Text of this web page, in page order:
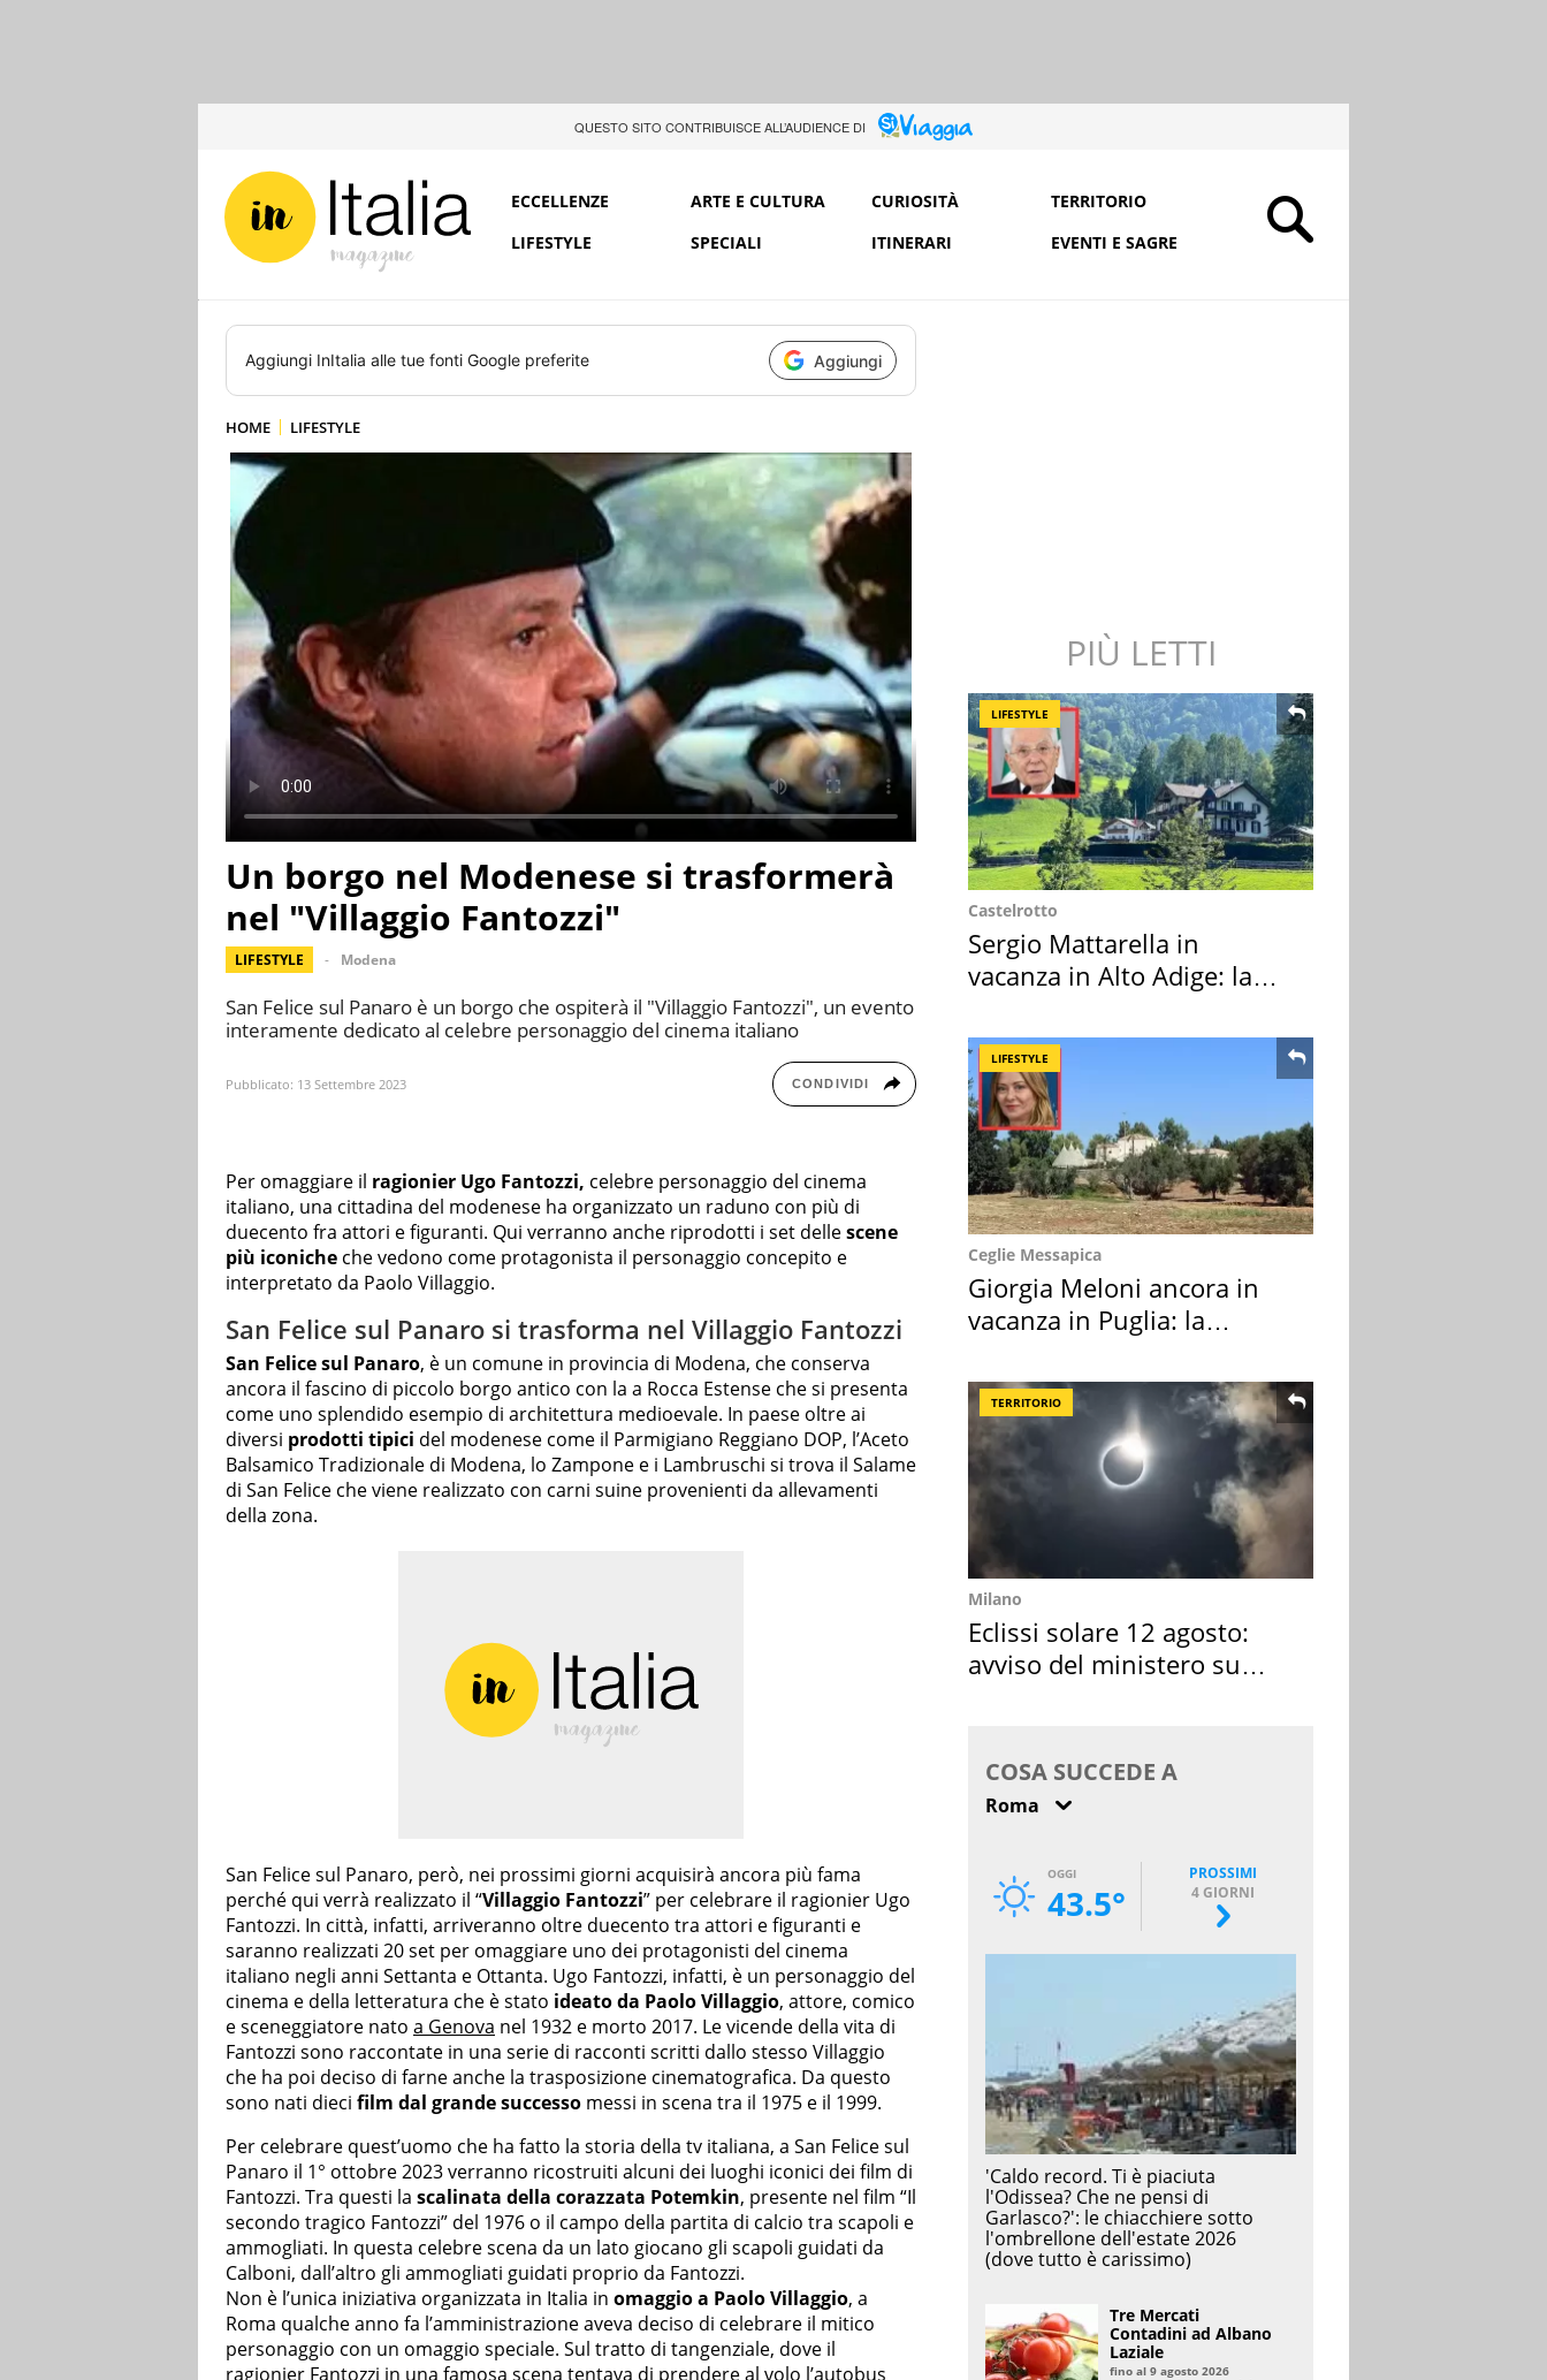
QUESTO SITO CONTRIBUISCE ALL’AUDIENCE DI
ECCELLENZE ARTE E CULTURA CURIOSITÀ
TERRITORIO
LIFESTYLE
SPECIALI ITINERARI EVENTI E SAGRE
Aggiungi InItalia alle tue fonti Google preferite Aggiungi
HOME LIFESTYLE
Un borgo nel Modenese si trasformerà
nel "Villaggio Fantozzi"
LIFESTYLE Modena
San Felice sul Panaro è un borgo che ospiterà il "Villaggio Fantozzi", un evento
interamente dedicato al celebre personaggio del cinema italiano
Pubblicato: 13 Settembre 2023 CONDIVIDI
Per omaggiare il ragionier Ugo Fantozzi, celebre personaggio del cinema
italiano, una cittadina del modenese ha organizzato un raduno con più di
duecento fra attori e figuranti. Qui verranno anche riprodotti i set dellescene
più iconiche che vedono come protagonista il personaggio concepito e
interpretato da Paolo Villaggio.
San Felice sul Panaro si trasforma nel Villaggio Fantozzi
San Felice sul Panaro, è un comune in provincia di Modena, che conserva
ancora il fascino di piccolo borgo antico con la a Rocca Estense che si presenta
come uno splendido esempio di architettura medioevale. In paese oltre ai
diversi prodotti tipici del modenese come il Parmigiano Reggiano DOP, l’Aceto
Balsamico Tradizionale di Modena, lo Zampone e i Lambruschi si trova il Salame
di San Felice che viene realizzato con carni suine provenienti da allevamenti
della zona.
San Felice sul Panaro, però, nei prossimi giorni acquisirà ancora più fama
perché qui verrà realizzato il “Villaggio Fantozzi” per celebrare il ragionier Ugo
Fantozzi. In città, infatti, arriveranno oltre duecento tra attori e figuranti e
saranno realizzati 20 set per omaggiare uno dei protagonisti del cinema
italiano negli anni Settanta e Ottanta. Ugo Fantozzi, infatti, è un personaggio del
cinema e della letteratura che è stato ideato da Paolo Villaggio, attore, comico
e sceneggiatore nato a Genova nel 1932 e morto 2017. Le vicende della vita di
Fantozzi sono raccontate in una serie di racconti scritti dallo stesso Villaggio
che ha poi deciso di farne anche la trasposizione cinematografica. Da questo
sono nati dieci film dal grande successo messi in scena tra il 1975 e il 1999.
Per celebrare quest’uomo che ha fatto la storia della tv italiana, a San Felice sul
Panaro il 1° ottobre 2023 verranno ricostruiti alcuni dei luoghi iconici dei film di
Fantozzi. Tra questi la scalinata della corazzata Potemkin, presente nel film “Il
secondo tragico Fantozzi” del 1976 o il campo della partita di calcio tra scapoli e
ammogliati. In questa celebre scena da un lato giocano gli scapoli guidati da
Calboni, dall’altro gli ammogliati guidati proprio da Fantozzi.
Non è l’unica iniziativa organizzata in Italia in omaggio a Paolo Villaggio, a
Roma qualche anno fa l’amministrazione aveva deciso di celebrare il mitico
personaggio con un omaggio speciale. Sul tratto di tangenziale, dove il
ragionier Fantozzi in una famosa scena tentava di prendere al volo l’autobus
PIÙ LETTI
LIFESTYLE
Castelrotto
Sergio Mattarella in
vacanza in Alto Adige: la
LIFESTYLE
Ceglie Messapica
Giorgia Meloni ancora in
vacanza in Puglia: la
TERRITORIO
Milano
Eclissi solare 12 agosto:
avviso del ministero su